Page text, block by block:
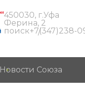
450030, г.Уфа
Ферина, 2
поиск+7(347)238-
Новости Союза